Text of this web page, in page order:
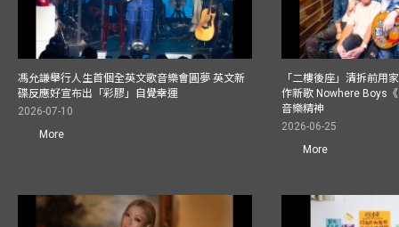
馮允謙舉行人生首個全英文歌音樂會圓夢 英文新
碟反應好宣布出「彩膠」自覺幸運
2026-07-10
More
「二樓後座」清拆前用
作新歌 Nowhere Boys
音樂精神
2026-06-25
More